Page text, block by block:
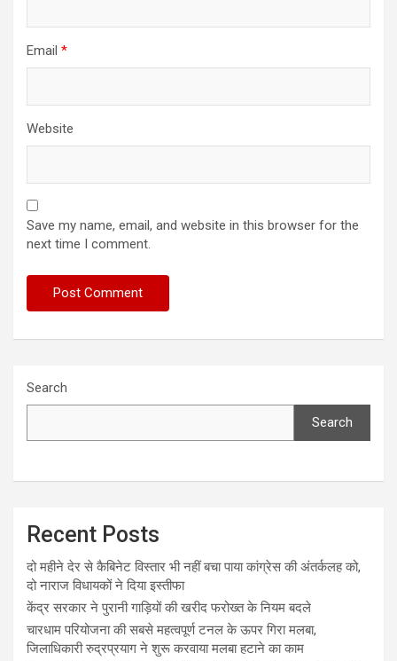
Email *
Website
Save my name, email, and website in this browser for the
next time I comment.
Search
Search
Recent Posts
दो महीने देर से कैबिनेट विस्तार भी नहीं बचा पाया कांग्रेस की अंतर्कलह को,
दो नाराज विधायकों ने दिया इस्तीफा
केंद्र सरकार ने पुरानी गाड़ियों की खरीद फरोख्त के नियम बदले
चारधाम परियोजना की सबसे महत्वपूर्ण टनल के ऊपर गिरा मलबा,
जिलाधिकारी रुद्रप्रयाग ने शुरू करवाया मलबा हटाने का काम